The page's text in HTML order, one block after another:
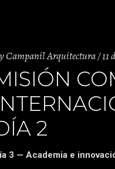
Campanil Arquitectura 11
2
3 — Academia e